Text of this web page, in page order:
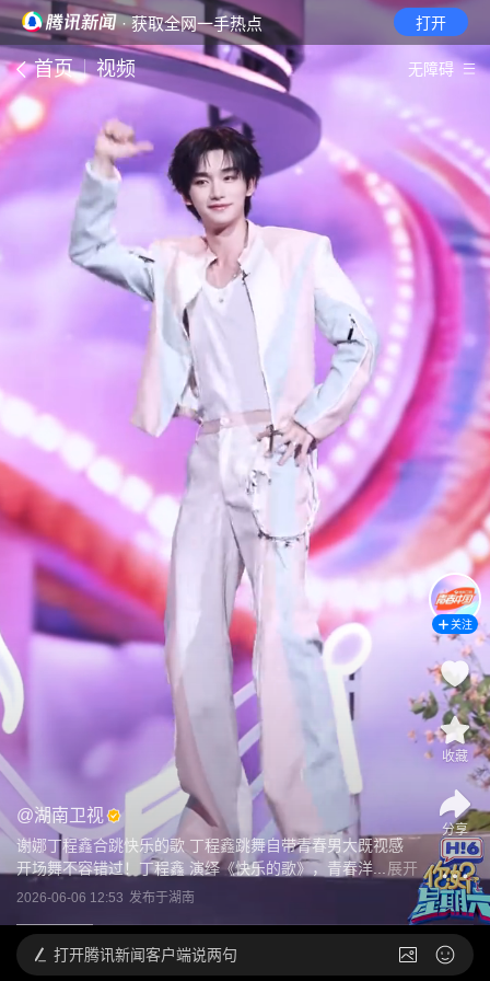
· 获取全网一手热点 打开
首页 视频 无障碍
@湖南卫视
谢娜丁程鑫合跳快乐的歌 丁程鑫跳舞自带青春男大既视感
开场舞不容错过！丁程鑫 演绎《快乐的歌》，青春洋...
展开
2026-06-06 12:53 发布于湖南
关注
收藏
分享
打开腾讯新闻客户端说两句